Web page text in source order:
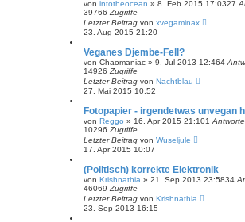
von intotheocean » 8. Feb 2015 17:0327
39766 Zugriffe
Letzter Beitrag von xvegaminax
23. Aug 2015 21:20
Veganes Djembe-Fell?
von Chaomaniac » 9. Jul 2013 12:464
14926 Zugriffe
Letzter Beitrag von Nachtblau
27. Mai 2015 10:52
Fotopapier - irgendetwas unvegan
von Reggo » 16. Apr 2015 21:101
10296 Zugriffe
Letzter Beitrag von Wuseljule
17. Apr 2015 10:07
(Politisch) korrekte Elektronik
von Krishnathia » 21. Sep 2013 23:5834
46069 Zugriffe
Letzter Beitrag von Krishnathia
23. Sep 2013 16:15